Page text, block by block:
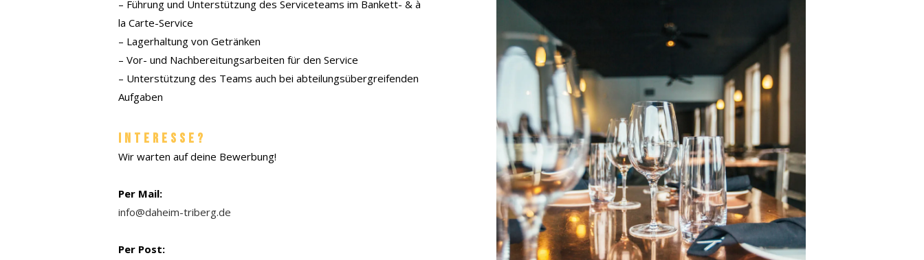
– Führung und Unterstützung des Serviceteams im Bankett- & à
la Carte-Service
– Lagerhaltung von Getränken
– Vor- und Nachbereitungsarbeiten für den Service
– Unterstützung des Teams auch bei abteilungsübergreifenden
Aufgaben
Interesse?
Wir warten auf deine Bewerbung!
Per Mail:
info@daheim-triberg.de
Per Post: